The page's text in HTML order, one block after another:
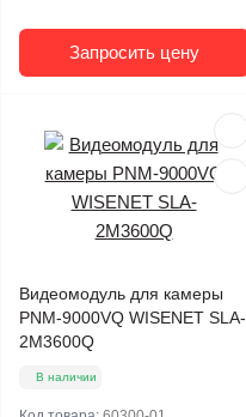
Запросить цену
Видеомодуль для камеры
PNM-9000VQ WISENET SLA-
2M3600Q
В наличии